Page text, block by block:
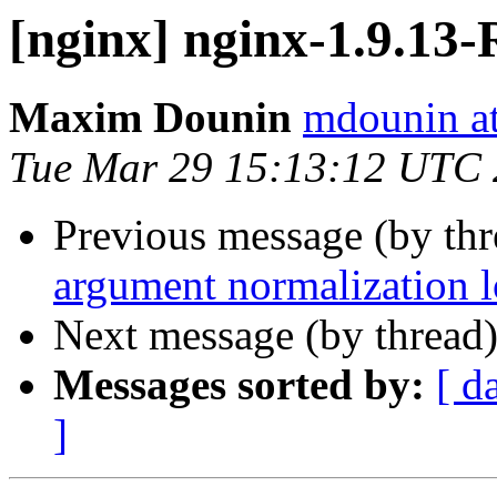
[nginx] nginx-1.9.13-
Maxim Dounin mdounin
Tue Mar 29 15:13:12 UTC
Previous message (by
argument normalization
Next message (by
Messages sorted by: [
]